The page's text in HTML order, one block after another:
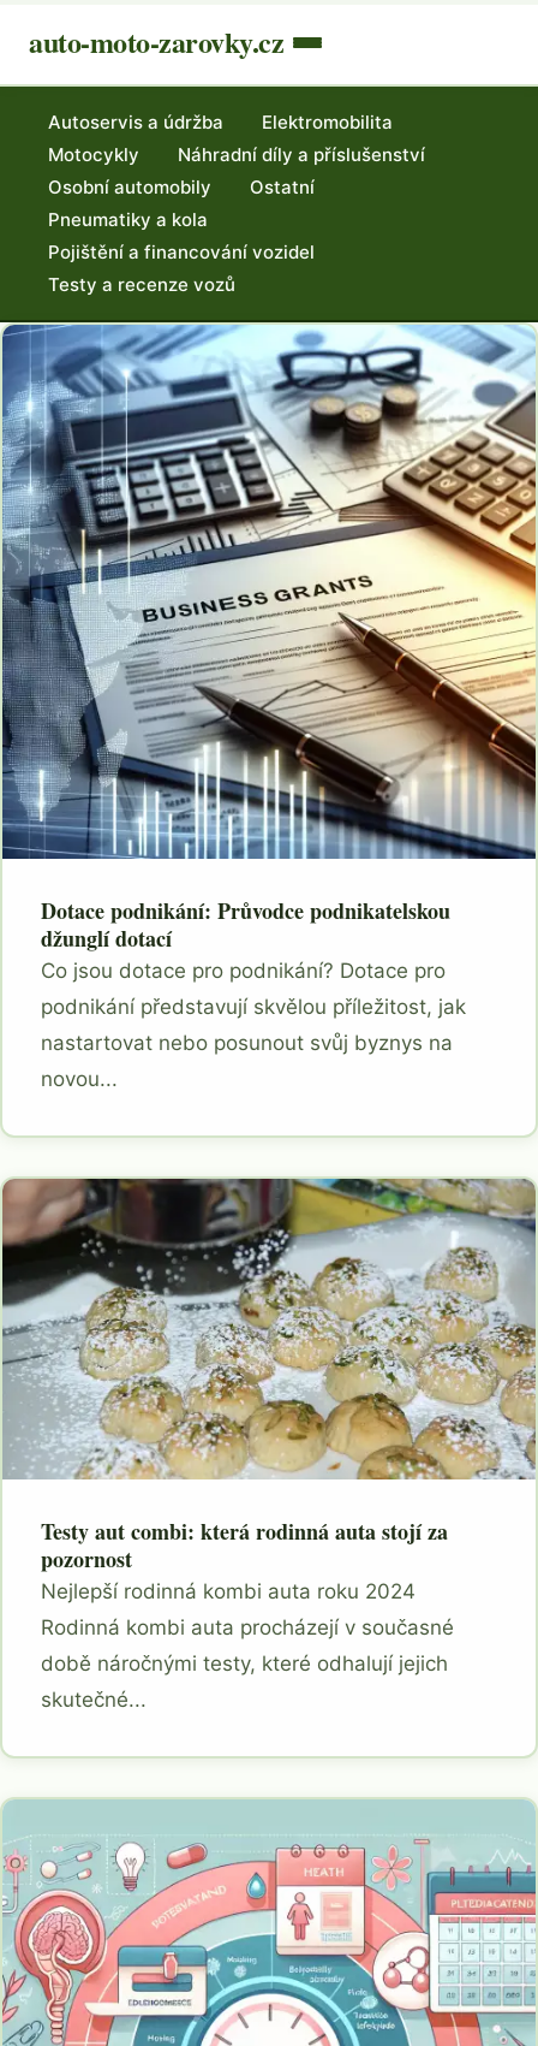
auto-moto-zarovky.cz
Autoservis a údržba
Elektromobilita
Motocykly
Náhradní díly a příslušenství
Osobní automobily
Ostatní
Pneumatiky a kola
Pojištění a financování vozidel
Testy a recenze vozů
Dotace podnikání: Průvodce podnikatelskou
džunglí dotací
Co jsou dotace pro podnikání? Dotace pro
podnikání představují skvělou příležitost, jak
nastartovat nebo posunout svůj byznys na
novou...
Testy aut combi: která rodinná auta stojí za
pozornost
Nejlepší rodinná kombi auta roku 2024
Rodinná kombi auta procházejí v současné
době náročnými testy, které odhalují jejich
skutečné...